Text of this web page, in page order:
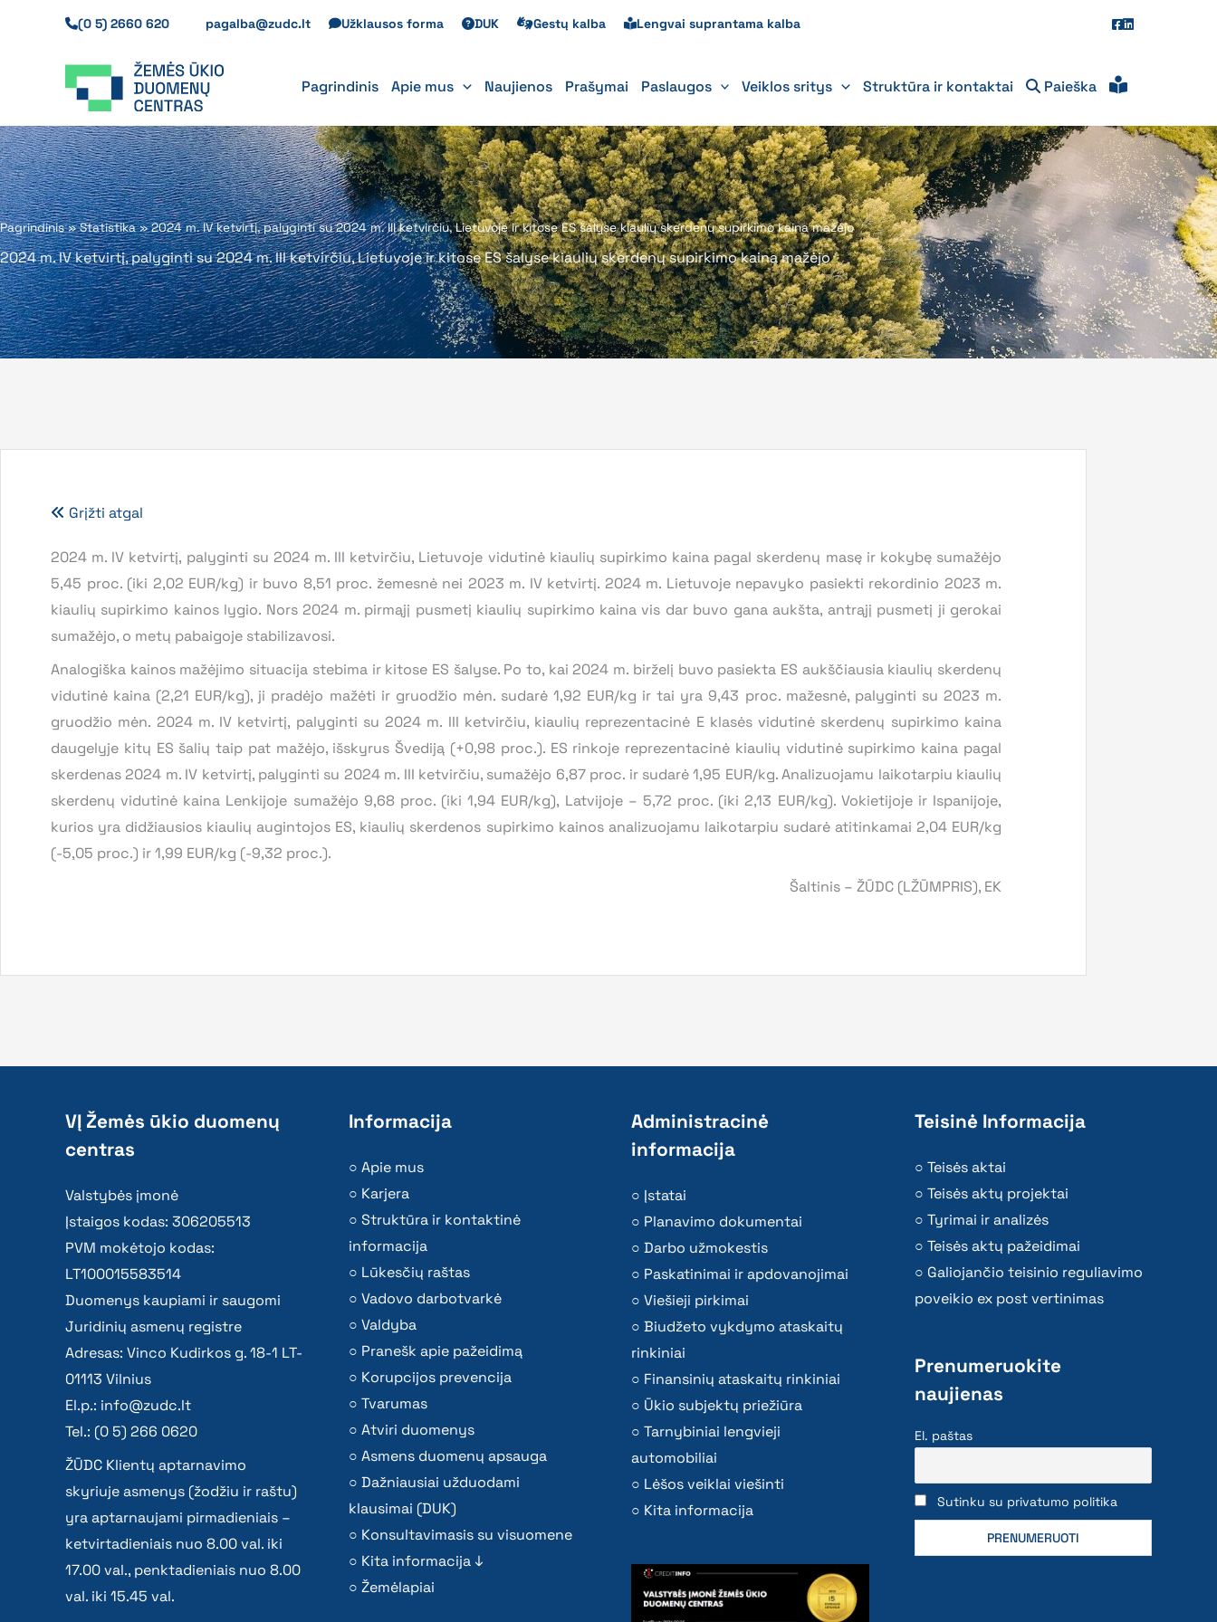
(0 5) 2660 620 pagalba@zudc.lt Užklausos forma DUK Gestų kalba Lengvai suprantama kalba
Pagrindinis Apie mus Naujienos Prašymai Paslaugos Veiklos sritys Struktūra ir kontaktai Paieška
Pagrindinis»Statistika»2024 m. IV ketvirtį, palyginti su 2024 m. III ketvirčiu, Lietuvoje ir kitose ES šalyse kiaulių skerdenų supirkimo kaina mažėjo
2024 m. IV ketvirtį, palyginti su 2024 m. III ketvirčiu, Lietuvoje ir kitose ES šalyse kiaulių skerdenų supirkimo kaina mažėjo
Grįžti atgal
2024 m. IV ketvirtį, palyginti su 2024 m. III ketvirčiu, Lietuvoje vidutinė kiaulių supirkimo kaina pagal skerdenų masę ir kokybę sumažėjo
5,45 proc. (iki 2,02 EUR/kg) ir buvo 8,51 proc. žemesnė nei 2023 m. IV ketvirtį. 2024 m. Lietuvoje nepavyko pasiekti rekordinio 2023 m.
kiaulių supirkimo kainos lygio. Nors 2024 m. pirmąjį pusmetį kiaulių supirkimo kaina vis dar buvo gana aukšta, antrąjį pusmetį ji gerokai
sumažėjo, o metų pabaigoje stabilizavosi.
Analogiška kainos mažėjimo situacija stebima ir kitose ES šalyse. Po to, kai 2024 m. birželį buvo pasiekta ES aukščiausia kiaulių skerdenų
vidutinė kaina (2,21 EUR/kg), ji pradėjo mažėti ir gruodžio mėn. sudarė 1,92 EUR/kg ir tai yra 9,43 proc. mažesnė, palyginti su 2023 m.
gruodžio mėn. 2024 m. IV ketvirtį, palyginti su 2024 m. III ketvirčiu, kiaulių reprezentacinė E klasės vidutinė skerdenų supirkimo kaina
daugelyje kitų ES šalių taip pat mažėjo, išskyrus Švediją (+0,98 proc.). ES rinkoje reprezentacinė kiaulių vidutinė supirkimo kaina pagal
skerdenas 2024 m. IV ketvirtį, palyginti su 2024 m. III ketvirčiu, sumažėjo 6,87 proc. ir sudarė 1,95 EUR/kg. Analizuojamu laikotarpiu kiaulių
skerdenų vidutinė kaina Lenkijoje sumažėjo 9,68 proc. (iki 1,94 EUR/kg), Latvijoje – 5,72 proc. (iki 2,13 EUR/kg). Vokietijoje ir Ispanijoje,
kurios yra didžiausios kiaulių augintojos ES, kiaulių skerdenos supirkimo kainos analizuojamu laikotarpiu sudarė atitinkamai 2,04 EUR/kg
(-5,05 proc.) ir 1,99 EUR/kg (-9,32 proc.).
Šaltinis – ŽŪDC (LŽŪMPRIS), EK
VĮ Žemės ūkio duomenų
centras
Valstybės įmonė
Įstaigos kodas: 306205513
PVM mokėtojo kodas:
LT100015583514
Duomenys kaupiami ir saugomi
Juridinių asmenų registre
Adresas: Vinco Kudirkos g. 18-1 LT-
01113 Vilnius
El.p.: info@zudc.lt
Tel.: (0 5) 266 0620
ŽŪDC Klientų aptarnavimo
skyriuje asmenys (žodžiu ir raštu)
yra aptarnaujami pirmadieniais –
ketvirtadieniais nuo 8.00 val. iki
17.00 val., penktadieniais nuo 8.00
val. iki 15.45 val.
Informacija
Apie mus
Karjera
Struktūra ir kontaktinė
informacija
Lūkesčių raštas
Vadovo darbotvarkė
Valdyba
Pranešk apie pažeidimą
Korupcijos prevencija
Tvarumas
Atviri duomenys
Asmens duomenų apsauga
Dažniausiai užduodami
klausimai (DUK)
Konsultavimasis su visuomene
Kita informacija ↓
Žemėlapiai
Administracinė
informacija
Įstatai
Planavimo dokumentai
Darbo užmokestis
Paskatinimai ir apdovanojimai
Viešieji pirkimai
Biudžeto vykdymo ataskaitų
rinkiniai
Finansinių ataskaitų rinkiniai
Ūkio subjektų priežiūra
Tarnybiniai lengvieji
automobiliai
Lėšos veiklai viešinti
Kita informacija
Teisinė Informacija
Teisės aktai
Teisės aktų projektai
Tyrimai ir analizės
Teisės aktų pažeidimai
Galiojančio teisinio reguliavimo
poveikio ex post vertinimas
Prenumeruokite
naujienas
El. paštas
Sutinku su privatumo politika